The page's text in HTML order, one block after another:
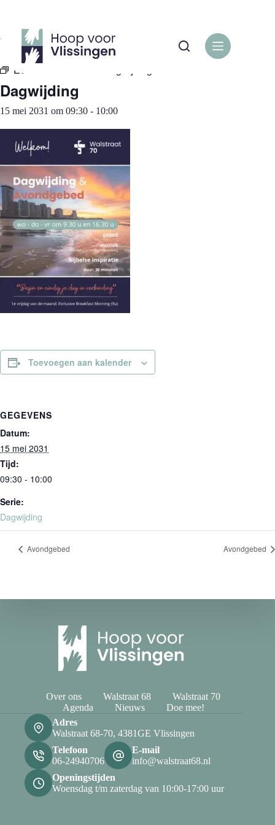
inhoud
« Alle Evenementen
Evenementenreeks:
Dagwijding
15 mei 2031 om 09:30 - 10:00
Toevoegen aan kalender
GEGEVENS
Datum:
15 mei 2031
Tijd:
09:30 - 10:00
Serie:
Dagwijding
Avondgebed Avondgebed
Over ons Walstraat 68
Walstraat 70
Agenda
Nieuws
Doe mee!
Adres
Walstraat 68-70, 4381GE Vlissingen
Telefoon
06-24940706
E-mail
info@walstraat68.nl
Openingstijden
Woensdag t/m zaterdag van 10:00-17:00 uur